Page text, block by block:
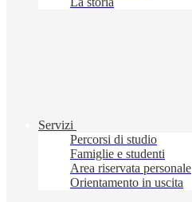
Servizi
Percorsi di studio
Famiglie e studenti
Area riservata personale
Orientamento in uscita